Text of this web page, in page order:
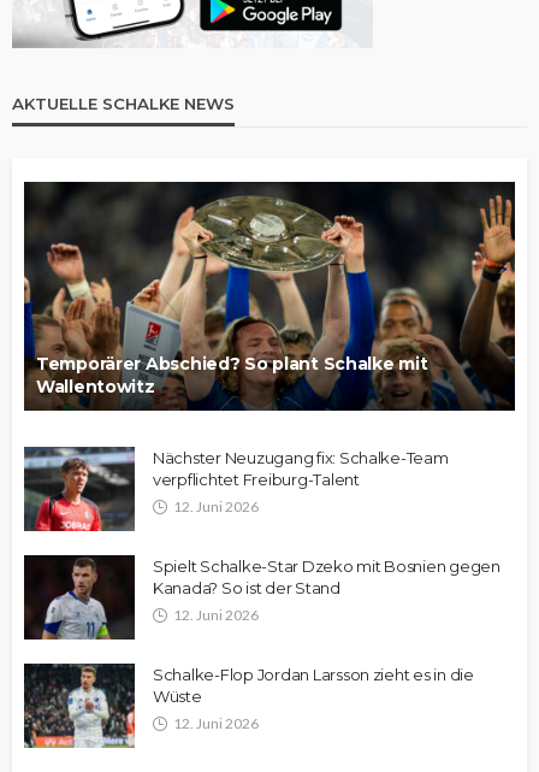
AKTUELLE SCHALKE NEWS
Temporärer Abschied? So plant Schalke mit
Wallentowitz
Nächster Neuzugang fix: Schalke-Team
verpflichtet Freiburg-Talent
12. Juni 2026
Spielt Schalke-Star Dzeko mit Bosnien gegen
Kanada? So ist der Stand
12. Juni 2026
Schalke-Flop Jordan Larsson zieht es in die
Wüste
12. Juni 2026